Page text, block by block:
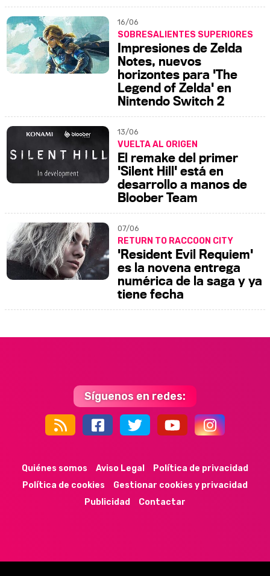
16/06
SOBRESALIENTES SUPERIORES
Impresiones de Zelda
Notes, nuevos
horizontes para 'The
Legend of Zelda' en
Nintendo Switch 2
13/06
VUELTA AL ORIGEN
El remake del primer
'Silent Hill' está en
desarrollo a manos de
Bloober Team
07/06
RETURN TO RACCOON CITY
'Resident Evil Requiem'
es la novena entrega
numérica de la saga y ya
tiene fecha
Síguenos en redes:
Quiénes somos Aviso Legal
Política de privacidad
Política de cookies
Gestionar cookies y privacidad
Publicidad
Contactar